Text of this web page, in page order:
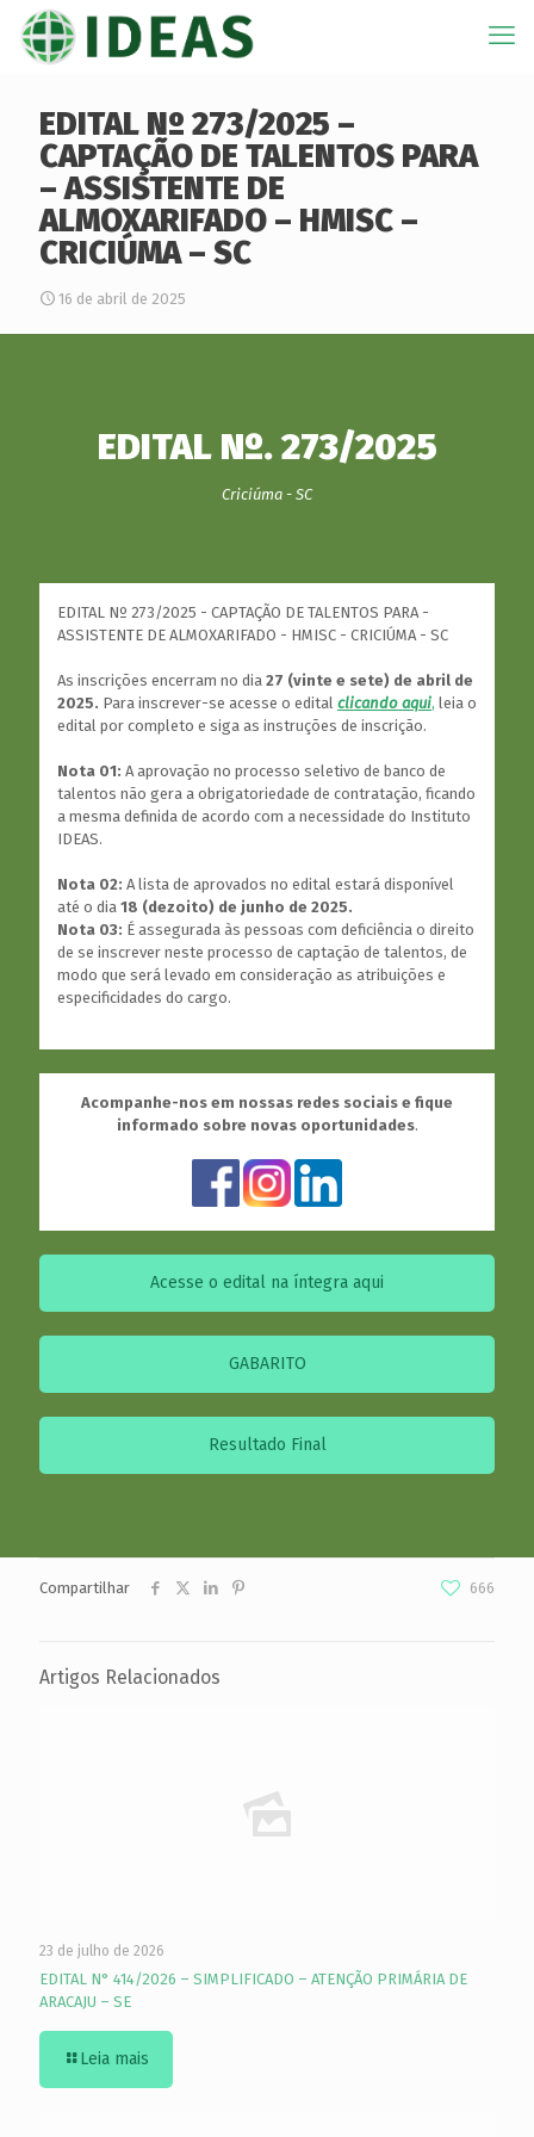
EDITAL Nº 273/2025 –
CAPTAÇÃO DE TALENTOS PARA
– ASSISTENTE DE
ALMOXARIFADO – HMISC –
CRICIÚMA – SC
16 de abril de 2025
EDITAL Nº. 273/2025
Criciúma - SC
EDITAL Nº 273/2025 - CAPTAÇÃO DE TALENTOS PARA -
ASSISTENTE DE ALMOXARIFADO - HMISC - CRICIÚMA - SC
As inscrições encerram no dia 27 (vinte e sete) de abril de
2025. Para inscrever-se acesse o edital clicando aqui, leia o
edital por completo e siga as instruções de inscrição.
Nota 01: A aprovação no processo seletivo de banco de
talentos não gera a obrigatoriedade de contratação, ficando
a mesma definida de acordo com a necessidade do Instituto
IDEAS.
Nota 02: A lista de aprovados no edital estará disponível
até o dia 18 (dezoito) de junho de 2025.
Nota 03: É assegurada às pessoas com deficiência o direito
de se inscrever neste processo de captação de talentos, de
modo que será levado em consideração as atribuições e
especificidades do cargo.
Acompanhe-nos em nossas redes sociais e fique
informado sobre novas oportunidades.
Acesse o edital na íntegra aqui
GABARITO
Resultado Final
Compartilhar 666
Artigos Relacionados
23 de julho de 2026
EDITAL N° 414/2026 – SIMPLIFICADO – ATENÇÃO PRIMÁRIA DE
ARACAJU – SE
Leia mais